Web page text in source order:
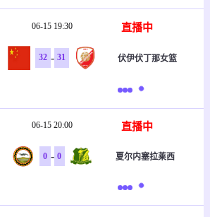
06-15 19:30 直播中
32 - 31 伏伊伏丁那女篮
06-15 20:00 直播中
0 - 0 夏尔内塞拉莱西